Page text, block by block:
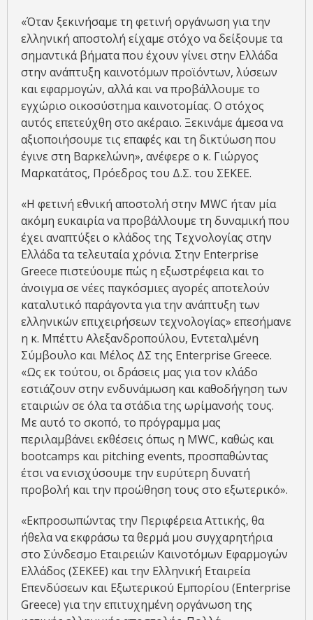
«Όταν ξεκινήσαμε τη φετινή οργάνωση για την
ελληνική αποστολή είχαμε στόχο να δείξουμε τα
σημαντικά βήματα που έχουν γίνει στην Ελλάδα
στην ανάπτυξη καινοτόμων προϊόντων, λύσεων
και εφαρμογών, αλλά και να προβάλλουμε το
εγχώριο οικοσύστημα καινοτομίας. Ο στόχος
αυτός επετεύχθη στο ακέραιο. Ξεκινάμε άμεσα να
αξιοποιήσουμε τις επαφές και τη δικτύωση που
έγινε στη Βαρκελώνη», ανέφερε ο κ. Γιώργος
Μαρκατάτος, Πρόεδρος του Δ.Σ. του ΣΕΚΕΕ.
«Η φετινή εθνική αποστολή στην MWC ήταν μία
ακόμη ευκαιρία να προβάλλουμε τη δυναμική που
έχει αναπτύξει ο κλάδος της Τεχνολογίας στην
Ελλάδα τα τελευταία χρόνια. Στην Enterprise
Greece πιστεύουμε πώς η εξωστρέφεια και το
άνοιγμα σε νέες παγκόσμιες αγορές αποτελούν
καταλυτικό παράγοντα για την ανάπτυξη των
ελληνικών επιχειρήσεων τεχνολογίας» επεσήμανε
η κ. Μπέττυ Αλεξανδροπούλου, Εντεταλμένη
Σύμβουλο και Μέλος ΔΣ της Enterprise Greece.
«Ως εκ τούτου, οι δράσεις μας για τον κλάδο
εστιάζουν στην ενδυνάμωση και καθοδήγηση των
εταιριών σε όλα τα στάδια της ωρίμανσής τους.
Με αυτό το σκοπό, το πρόγραμμα μας
περιλαμβάνει εκθέσεις όπως η MWC, καθώς και
bootcamps και pitching events, προσπαθώντας
έτσι να ενισχύσουμε την ευρύτερη δυνατή
προβολή και την προώθηση τους στο εξωτερικό».
«Εκπροσωπώντας την Περιφέρεια Αττικής, θα
ήθελα να εκφράσω τα θερμά μου συγχαρητήρια
στο Σύνδεσμο Εταιρειών Καινοτόμων Εφαρμογών
Ελλάδος (ΣΕΚΕΕ) και την Ελληνική Εταιρεία
Επενδύσεων και Εξωτερικού Εμπορίου (Enterprise
Greece) για την επιτυχημένη οργάνωση της